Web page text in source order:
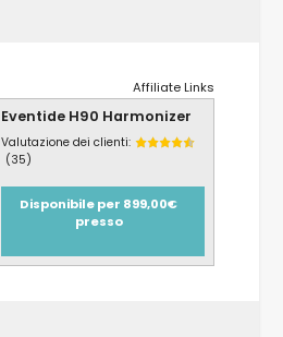
Affiliate Links
Eventide H90 Harmonizer
Valutazione dei clienti:
(35)
Disponibile per 899,00€
presso